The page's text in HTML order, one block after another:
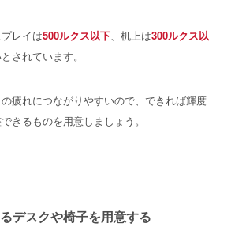
レイは500ルクス以下、机上は300ルクス以
されています。
疲れにつながりやすいので、できれば輝度
きるものを用意しましょう。
デスクや椅子を用意する